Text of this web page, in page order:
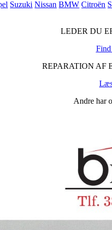
Suzuki Nissan BMW Citroën
LEDER DU
REPARATION AF
Andre har